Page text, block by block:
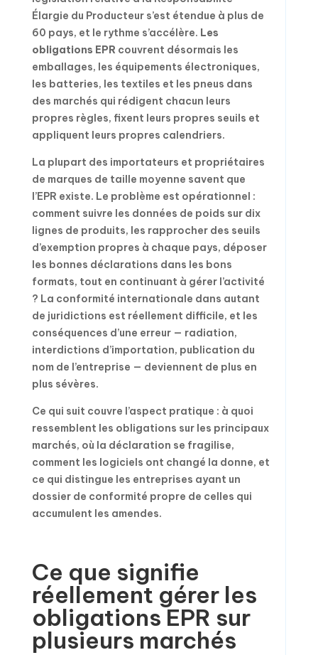
Élargie du Producteur s’est étendue à plus de
60 pays, et le rythme s’accélère. Les
obligations EPR couvrent désormais les
emballages, les équipements électroniques,
les batteries, les textiles et les pneus dans
des marchés qui rédigent chacun leurs
propres règles, fixent leurs propres seuils et
appliquent leurs propres calendriers.
La plupart des importateurs et propriétaires
de marques de taille moyenne savent que
l’EPR existe. Le problème est opérationnel :
comment suivre les données de poids sur dix
lignes de produits, les rapprocher des seuils
d’exemption propres à chaque pays, déposer
les bonnes déclarations dans les bons
formats, tout en continuant à gérer l’activité
? La conformité internationale dans autant
de juridictions est réellement difficile, et les
conséquences d’une erreur — radiation,
interdictions d’importation, publication du
nom de l’entreprise — deviennent de plus en
plus sévères.
Ce qui suit couvre l’aspect pratique : à quoi
ressemblent les obligations sur les principaux
marchés, où la déclaration se fragilise,
comment les logiciels ont changé la donne, et
ce qui distingue les entreprises ayant un
dossier de conformité propre de celles qui
accumulent les amendes.
Ce que signifie
réellement gérer les
obligations EPR sur
plusieurs marchés